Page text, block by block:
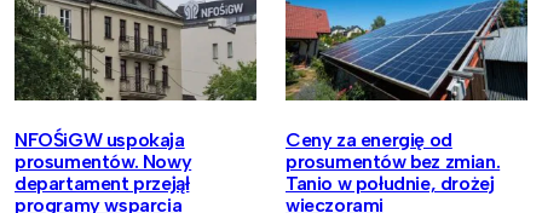
NFOŚiGW uspokaja
prosumentów. Nowy
departament przejął
programy wsparcia
Ceny za energię od
prosumentów bez zmian.
Tanio w południe, drożej
wieczorami